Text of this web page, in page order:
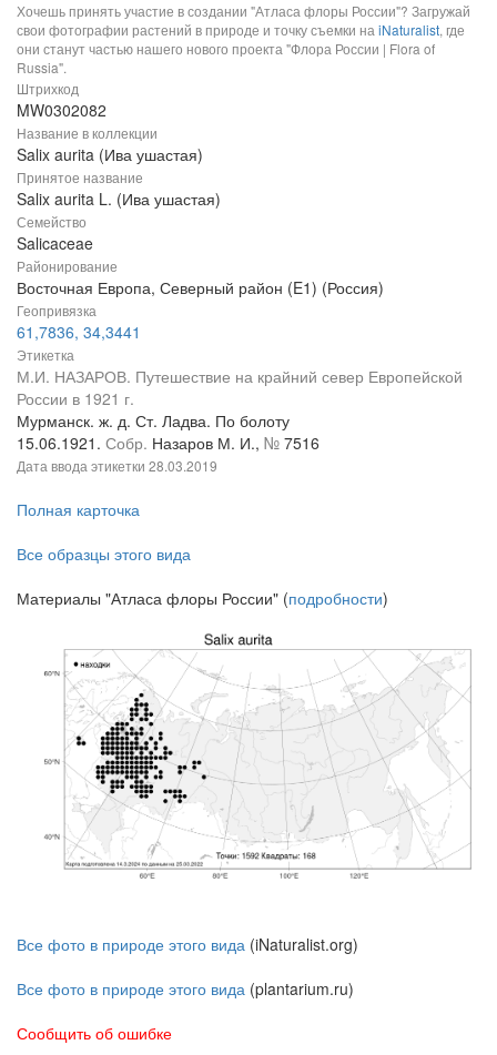
Хочешь принять участие в создании "Атласа флоры России"? Загружай
свои фотографии растений в природе и точку съемки наiNaturalist, где
они станут частью нашего нового проекта "Флора России | Flora of
Russia".
Штрихкод
MW0302082
Название в коллекции
Salix aurita (Ива ушастая)
Принятое название
Salix aurita L. (Ива ушастая)
Семейство
Salicaceae
Районирование
Восточная Европа, Северный район (E1) (Россия)
Геопривязка
61,7836, 34,3441
Этикетка
М.И. НАЗАРОВ. Путешествие на крайний север Европейской
России в 1921 г.
Мурманск. ж. д. Ст. Ладва. По болоту
15.06.1921. Собр. Назаров М. И., № 7516
Дата ввода этикетки 28.03.2019
Полная карточка
Все образцы этого вида
Материалы "Атласа флоры России" (подробности)
Все фото в природе этого вида (iNaturalist.org)
Все фото в природе этого вида (plantarium.ru)
Сообщить об ошибке